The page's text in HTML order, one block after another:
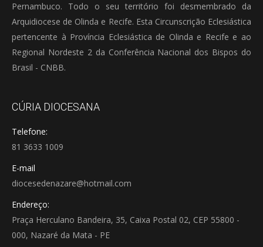
Pernambuco. Todo o seu território foi desmembrado da
Arquidiocese de Olinda e Recife. Esta Circunscrição Eclesiástica
pertencente à Província Eclesiástica de Olinda e Recife e ao
Regional Nordeste 2 da Conferência Nacional dos Bispos do
Brasil - CNBB.
CÚRIA DIOCESANA
Telefone:
81 3633 1009
E-mail
diocesedenazare@hotmail.com
Endereço:
Praça Herculano Bandeira, 35, Caixa Postal 02, CEP 55800 -
000, Nazaré da Mata - PE